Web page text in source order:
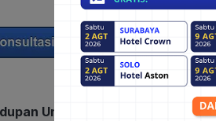
University of Strathclyde